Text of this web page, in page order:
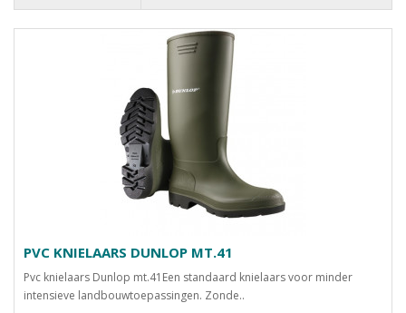
PVC KNIELAARS DUNLOP MT.41
Pvc knielaars Dunlop mt.41Een standaard knielaars voor minder
intensieve landbouwtoepassingen. Zonde..